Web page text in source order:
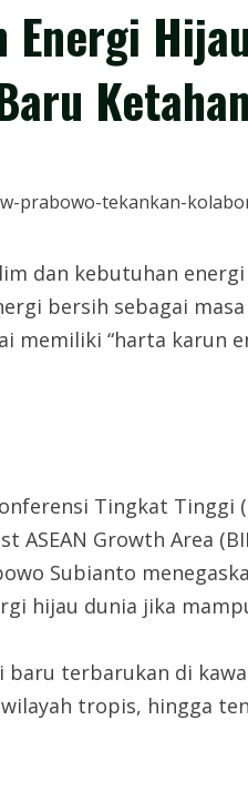
Hijau
dan kebutuhan
bersih sebagai
memiliki “harta karun
Tingkat Tinggi
ASEAN Growth Area
Subianto
hijau dunia jika
terbarukan di
tropis, hingga